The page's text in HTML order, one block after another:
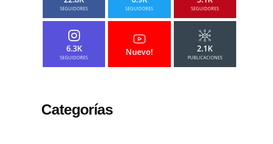
SEGUIDORES SEGUIDORES SEGUIDORES
6.3K
SEGUIDORES
Nuevo! 2.1K
PUBLICACIONES
Categorías